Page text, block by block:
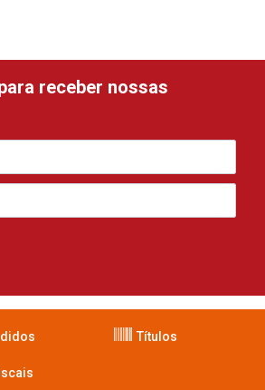
receber nossas
Títulos